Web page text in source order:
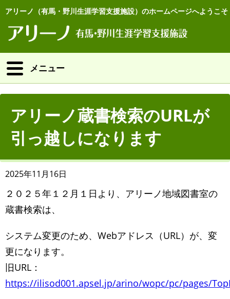
アリーノ（有馬・野川生涯学習支援施設）のホームページへようこそ
メニュー
アリーノ蔵書検索のURLが
引っ越しになります
2025年11月16日
２０２５年１２月１日より、アリーノ地域図書室の
蔵書検索は、
システム変更のため、Webアドレス（URL）が、変
更になります。
旧URL：
https://ilisod001.apsel.jp/arino/wopc/pc/pages/